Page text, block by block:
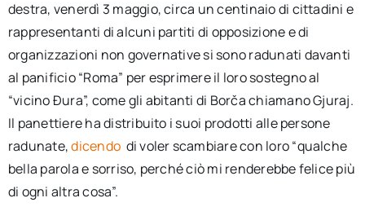
destra, venerdì 3 maggio, circa un centinaio di cittadini e
rappresentanti di alcuni partiti di opposizione e di
organizzazioni non governative si sono radunati davanti
al panificio “Roma” per esprimere il loro sostegno al
“vicino Đura”, come gli abitanti di Borča chiamano Gjuraj.
Il panettiere ha distribuito i suoi prodotti alle persone
radunate,dicendo di voler scambiare con loro “qualche
bella parola e sorriso, perché ciò mi renderebbe felice più
di ogni altra cosa”.